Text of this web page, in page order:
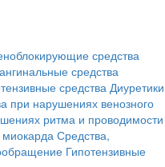
средства
средства
средства Диуретики
при нарушениях венозного
ритма и проводимости
Средства,
Гипотензивные